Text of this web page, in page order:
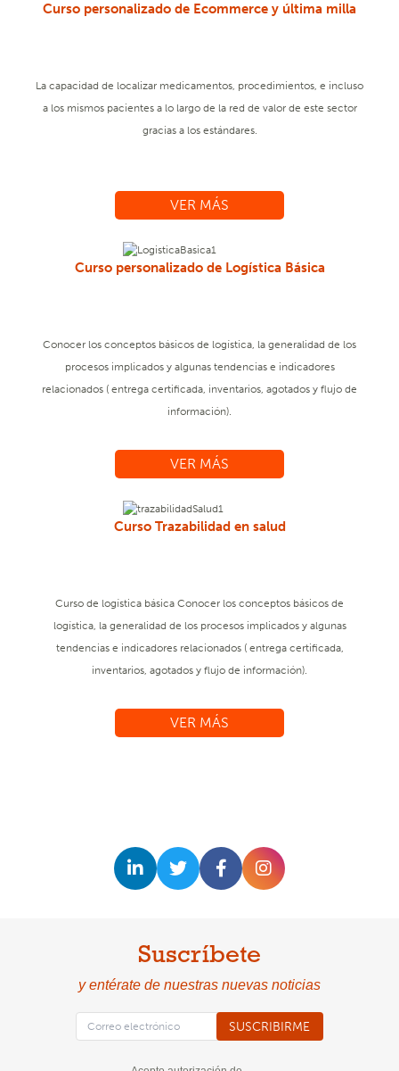
Curso personalizado de Ecommerce y última milla
La capacidad de localizar medicamentos, procedimientos, e incluso
a los mismos pacientes a lo largo de la red de valor de este sector
gracias a los estándares.
VER MÁS
Curso personalizado de Logística Básica
Conocer los conceptos básicos de logística, la generalidad de los
procesos implicados y algunas tendencias e indicadores
relacionados ( entrega certificada, inventarios, agotados y flujo de
información).
VER MÁS
Curso Trazabilidad en salud
Curso de logística básica Conocer los conceptos básicos de
logística, la generalidad de los procesos implicados y algunas
tendencias e indicadores relacionados ( entrega certificada,
inventarios, agotados y flujo de información).
VER MÁS
Suscríbete
y entérate de nuestras nuevas noticias
SUSCRIBIRME